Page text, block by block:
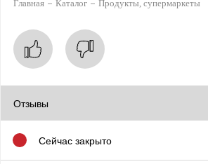
Главная Каталог Продукты, супермаркеты
Отзывы
Сейчас закрыто